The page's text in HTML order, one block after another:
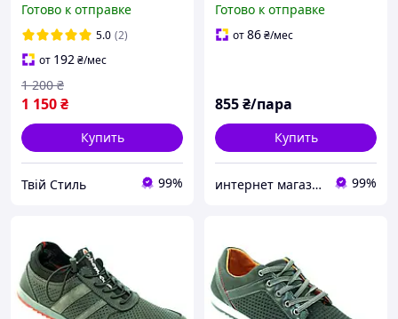
Готово к отправке
5.0 (2)
от 192₴/мес
1 150₴
1 200 ₴
Купить
Твій Стиль 99%
матовые 40
Готово к отправке
от86₴/мес
855₴/пара
Купить
интернет магазин ОПТИМАЛЬНЫЙ ВЫБОР 99%